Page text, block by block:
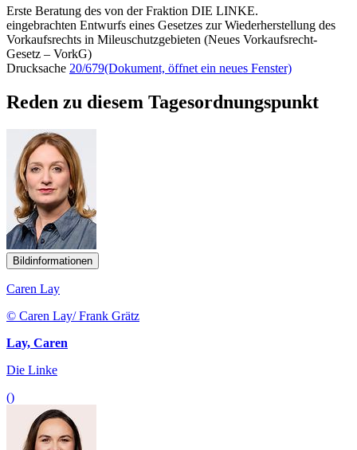
Erste Beratung des von der Fraktion DIE LINKE.
eingebrachten Entwurfs eines Gesetzes zur Wiederherstellung des
Vorkaufsrechts in Mileuschutzgebieten (Neues Vorkaufsrecht-
Gesetz – VorkG)
Drucksache 20/679(Dokument, öffnet ein neues Fenster)
Reden zu diesem Tagesordnungspunkt
Bildinformationen
Caren Lay
© Caren Lay/ Frank Grätz
Lay, Caren
Die Linke
()